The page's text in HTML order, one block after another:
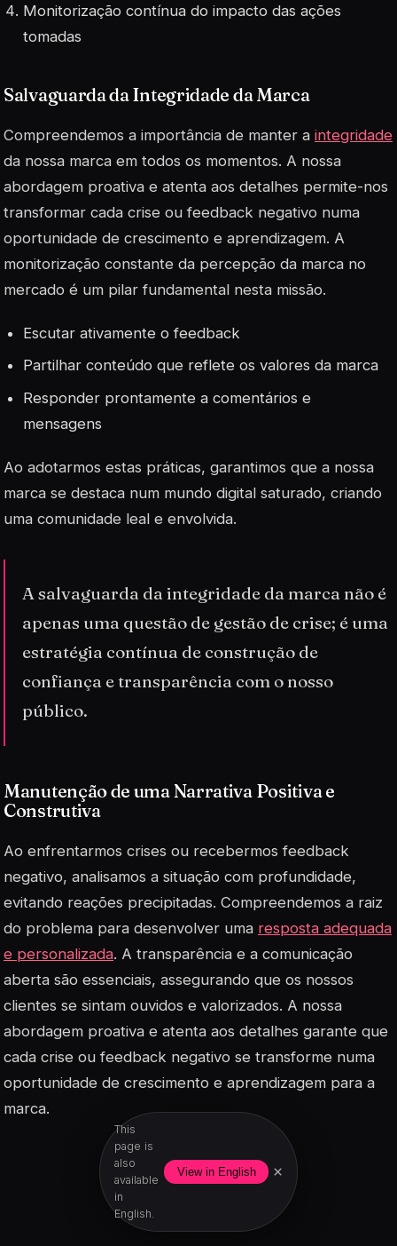
This
page is
also
available
in
English.
View in English ×
Monitorização contínua do impacto das ações
tomadas
Salvaguarda da Integridade da Marca
Compreendemos a importância de manter a integridade
da nossa marca em todos os momentos. A nossa
abordagem proativa e atenta aos detalhes permite-nos
transformar cada crise ou feedback negativo numa
oportunidade de crescimento e aprendizagem. A
monitorização constante da percepção da marca no
mercado é um pilar fundamental nesta missão.
Escutar ativamente o feedback
Partilhar conteúdo que reflete os valores da marca
Responder prontamente a comentários e
mensagens
Ao adotarmos estas práticas, garantimos que a nossa
marca se destaca num mundo digital saturado, criando
uma comunidade leal e envolvida.
A salvaguarda da integridade da marca não é
apenas uma questão de gestão de crise; é uma
estratégia contínua de construção de
confiança e transparência com o nosso
público.
Manutenção de uma Narrativa Positiva e
Construtiva
Ao enfrentarmos crises ou recebermos feedback
negativo, analisamos a situação com profundidade,
evitando reações precipitadas. Compreendemos a raiz
do problema para desenvolver uma resposta adequada
e personalizada. A transparência e a comunicação
aberta são essenciais, assegurando que os nossos
clientes se sintam ouvidos e valorizados. A nossa
abordagem proativa e atenta aos detalhes garante que
cada crise ou feedback negativo se transforme numa
oportunidade de crescimento e aprendizagem para a
marca.